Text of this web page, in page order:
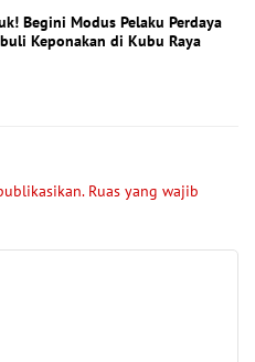
Begini Modus Pelaku Perdaya
Keponakan di Kubu Raya
Ruas yang wajib